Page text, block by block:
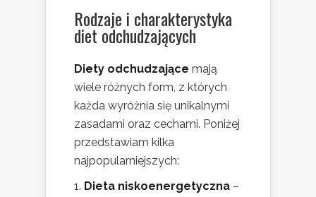
Rodzaje i charakterystyka
diet odchudzających
Diety odchudzające mają
wiele różnych form, z których
każda wyróżnia się unikalnymi
zasadami oraz cechami. Poniżej
przedstawiam kilka
najpopularniejszych:
Dieta niskoenergetyczna –